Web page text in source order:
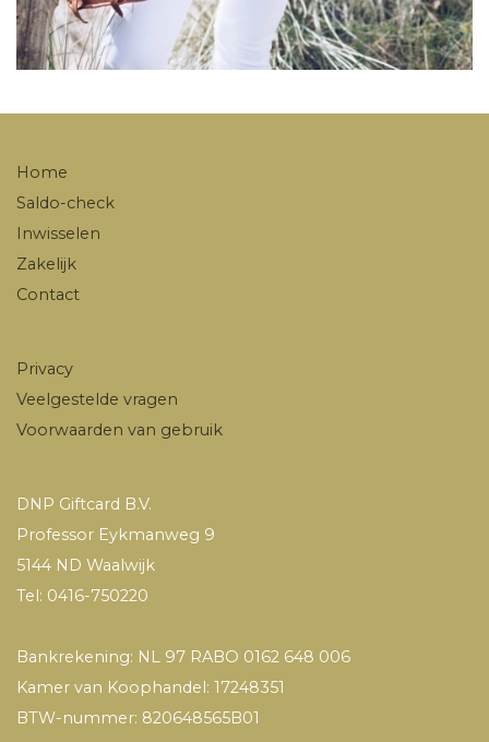
Home
Saldo-check
Inwisselen
Zakelijk
Contact
Privacy
Veelgestelde vragen
Voorwaarden van gebruik
DNP Giftcard B.V.
Professor Eykmanweg 9
5144 ND Waalwijk
Tel: 0416-750220
Bankrekening: NL 97 RABO 0162 648 006
Kamer van Koophandel: 17248351
BTW-nummer: 820648565B01